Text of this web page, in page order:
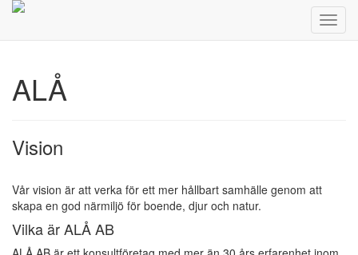
ALÅ
Vision
Vår vision är att verka för ett mer hållbart samhälle genom att
skapa en god närmiljö för boende, djur och natur.
Vilka är ALÅ AB